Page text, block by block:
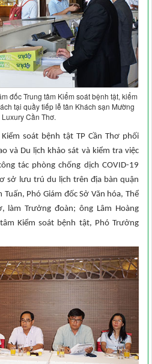
đốc Trung tâm Kiểm soát bệnh tật, kiểm
tại quầy tiếp lễ tân Khách sạn Mường
Cần Thơ.
soát bệnh tật TP Cần Thơ phối
và Du lịch khảo sát và kiểm tra việc
tác phòng chống dịch COVID-19
sở lưu trú du lịch trên địa bàn quận
Phó Giám đốc Sở Văn hóa, Thể
làm Trưởng đoàn; ông Lâm Hoàng
Kiểm soát bệnh tật, Phó Trưởng